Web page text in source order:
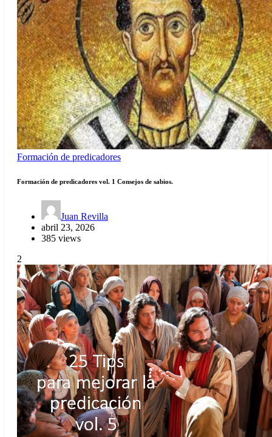
Formación de predicadores
Formación de predicadores vol. 1 Consejos de sabios.
Juan Revilla
abril 23, 2026
385 views
2